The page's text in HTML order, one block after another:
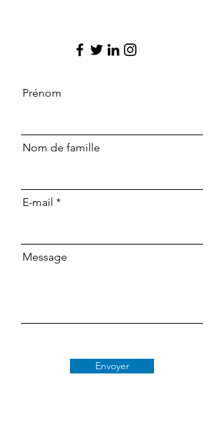
Prénom
Nom de famille
E-mail
Message
Envoyer